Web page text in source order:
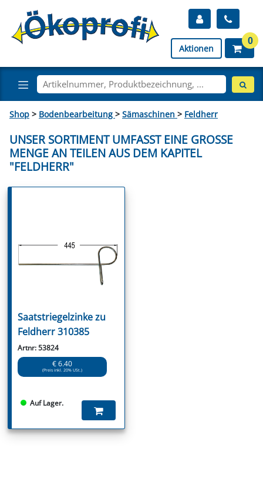
Aktionen
0
Shop > Bodenbearbeitung > Sämaschinen > Feldherr
UNSER SORTIMENT UMFASST EINE GROSSE M
ENGE AN TEILEN AUS DEM KAPITEL "
FELDHERR"
Saatstriegelzinke zu
Feldherr 310385
Artnr: 53824
€ 6.40
(Preis inkl. 20% USt.)
Auf Lager.